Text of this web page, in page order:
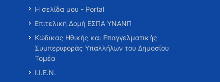
Η σελίδα μου - Portal
Επιτελική Δομή ΕΣΠΑ ΥΝΑΝΠ
Κώδικας Ηθικής και Επαγγελματικής
Συμπεριφοράς Υπαλλήλων του Δημοσίου
Τομέα
Ι.Ι.Ε.Ν.